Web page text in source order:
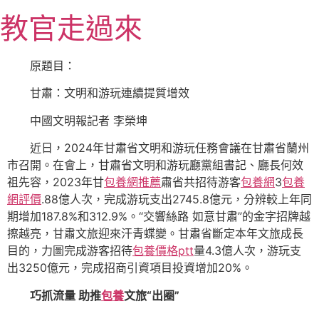
至
主
教官走過來
原題目：
甘肅：文明和游玩連續提質增效
中國文明報記者 李榮坤
近日，2024年甘肅省文明和游玩任務會議在甘肅省蘭州
市召開。在會上，甘肅省文明和游玩廳黨組書記、廳長何效
祖先容，2023年甘包養網推薦肅省共招待游客包養網3包養
網評價.88億人次，完成游玩支出2745.8億元，分辨較上年同
期增加187.8%和312.9%。“交響絲路 如意甘肅”的金字招牌越
擦越亮，甘肅文旅迎來汗青蝶變。甘肅省斷定本年文旅成長
目的，力圖完成游客招待包養價格ptt量4.3億人次，游玩支
出3250億元，完成招商引資項目投資增加20%。
巧抓流量 助推包養文旅“出圈”